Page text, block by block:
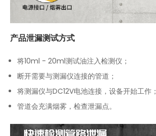
产品泄漏测试方式
将10ml - 20ml测试油注入检测仪；
断开需要与测漏仪连接的管道；
将测漏仪与DC12V电池连接，设备开始工作；
管道会充满烟雾，检查泄漏点。